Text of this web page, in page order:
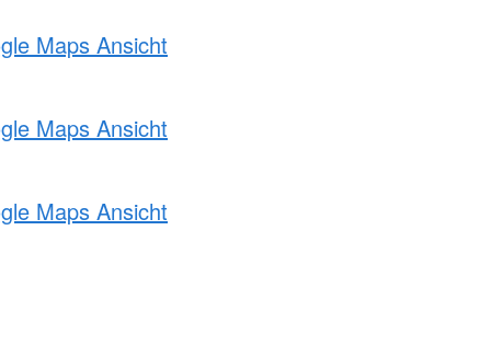
Maps Ansicht
Maps Ansicht
Maps Ansicht